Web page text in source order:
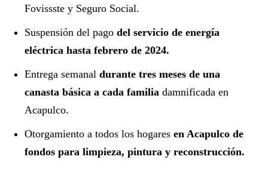
Fovissste y Seguro Social.
Suspensión del pago del servicio de energía
eléctrica hasta febrero de 2024.
Entrega semanal durante tres meses de una
canasta básica a cada familia damnificada en
Acapulco.
Otorgamiento a todos los hogares en Acapulco de
fondos para limpieza, pintura y reconstrucción.